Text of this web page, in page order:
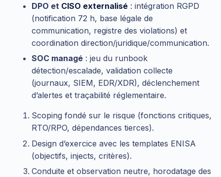
DPO et CISO externalisé : intégration RGPD
(notification 72 h, base légale de
communication, registre des violations) et
coordination direction/juridique/communication.
SOC managé : jeu du runbook
détection/escalade, validation collecte
(journaux, SIEM, EDR/XDR), déclenchement
d’alertes et traçabilité réglementaire.
Scoping fondé sur le risque (fonctions critiques,
RTO/RPO, dépendances tierces).
Design d’exercice avec les templates ENISA
(objectifs, injects, critères).
Conduite et observation neutre, horodatage des